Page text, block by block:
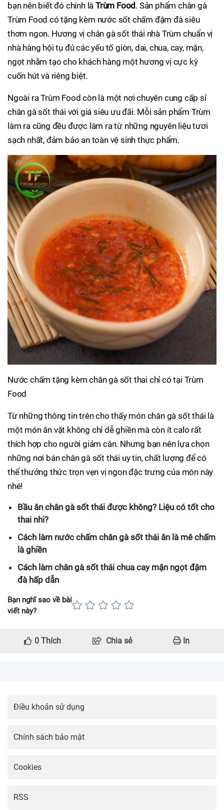
bạn nên biết đó chính làTrùm Food. Sản phẩm chân gà
Trùm Food có tặng kèm nước sốt chấm đậm đà siêu
thơm ngon. Hương vị chân gà sốt thái nhà Trùm chuẩn vị
nhà hàng hội tụ đủ các yếu tố giòn, dai, chua, cay, mặn,
ngọt nhằm tạo cho khách hàng một hương vị cực kỳ
cuốn hút và riêng biệt.
Ngoài ra Trùm Food còn là một nơi chuyên cung cấp sỉ
chân gà sốt thái với giá siêu ưu đãi. Mỗi sản phẩm Trùm
làm ra cũng đều được làm ra từ những nguyên liệu tươi
sạch nhất, đảm bảo an toàn vệ sinh thực phẩm.
Nước chấm tặng kèm chân gà sốt thai chỉ có tại Trùm
Food
Từ những thông tin trên cho thấy món chân gà sốt thái là
một món ăn vặt không chỉ dễ ghiền mà còn ít calo rất
thích hợp cho người giảm cân. Nhưng bạn nên lựa chọn
những nơi bán chân gà sốt thái uy tin, chất lượng để có
thể thưởng thức trọn vẹn vị ngon đặc trưng của món này
nhé!
Bầu ăn chân gà sốt thái được không? Liệu có tốt cho
thai nhi?
Cách làm nước chấm chân gà sốt thái ăn là mê chấm
là ghiền
Cách làm chân gà sốt thái chua cay mặn ngọt đậm
đà hấp dẫn
Bạn nghĩ sao về bài
viết này?
0 Thích Chia sẻ In
Điều khoản sử dụng
Chính sách bảo mật
Cookies
RSS